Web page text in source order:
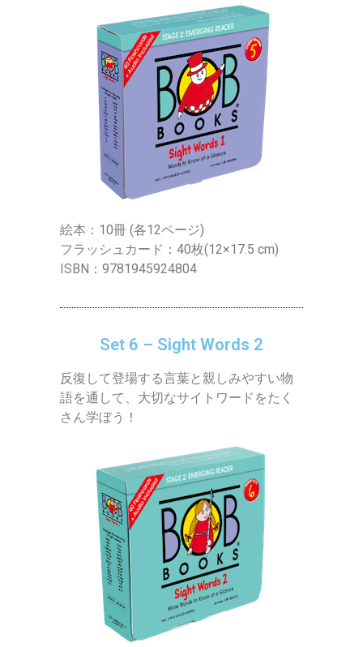
絵本：10冊 (各12ページ)
フラッシュカード：40枚(12×17.5 cm)
ISBN：9781945924804
Set 6 – Sight Words 2
反復して登場する言葉と親しみやすい物
語を通して、大切なサイトワードをたく
さん学ぼう！